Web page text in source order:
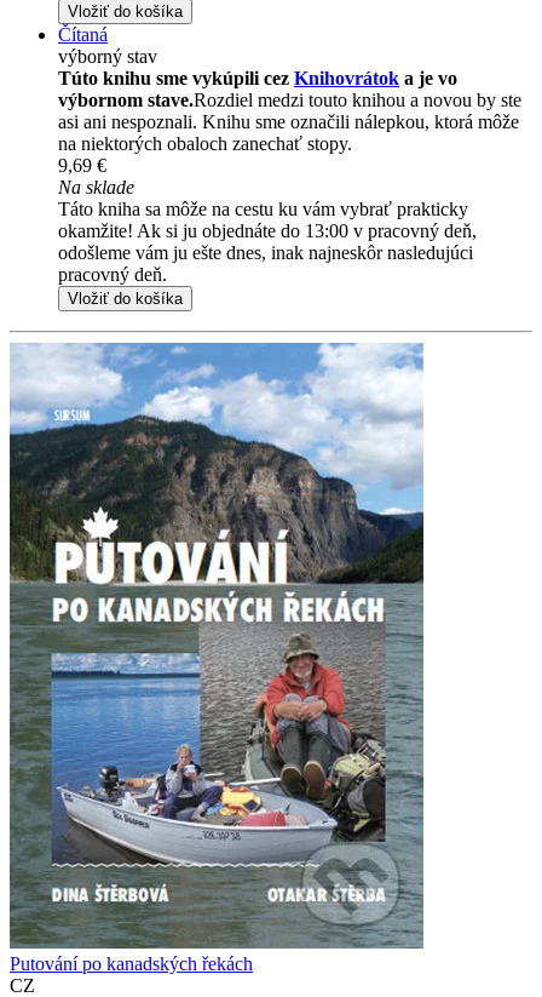
Vložiť do košíka
Čítaná
výborný stav
Túto knihu sme vykúpili cez Knihovrátok a je vo
výbornom stave.Rozdiel medzi touto knihou a novou by ste
asi ani nespoznali. Knihu sme označili nálepkou, ktorá môže
na niektorých obaloch zanechať stopy.
9,69 €
Na sklade
Táto kniha sa môže na cestu ku vám vybrať prakticky
okamžite! Ak si ju objednáte do 13:00 v pracovný deň,
odošleme vám ju ešte dnes, inak najneskôr nasledujúci
pracovný deň.
Vložiť do košíka
Putování po kanadských řekách
CZ